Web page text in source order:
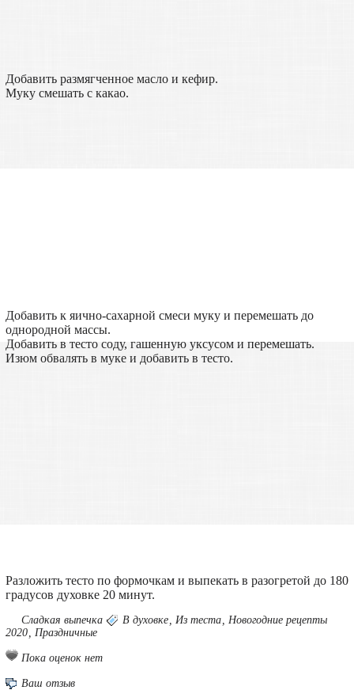
Добавить размягченное масло и кефир.
Муку смешать с какао.
Добавить к яично-сахарной смеси муку и перемешать до
однородной массы.
Добавить в тесто соду, гашенную уксусом и перемешать.
Изюм обвалять в муке и добавить в тесто.
Разложить тесто по формочкам и выпекать в разогретой до 180
градусов духовке 20 минут.
Сладкая выпечка В духовке Из теста
Новогодние рецепты
2020
Праздничные
Пока оценок нет
Ваш отзыв